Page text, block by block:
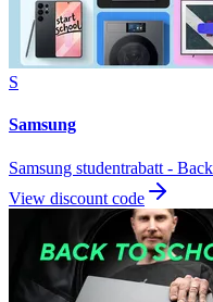
S
Samsung
Samsung studentrabatt -
View discount code